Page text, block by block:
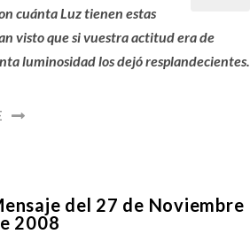
cuánta Luz tienen estas
visto que si vuestra actitud era de
luminosidad los dejó resplandecientes.
del 27 de Noviembre
2008